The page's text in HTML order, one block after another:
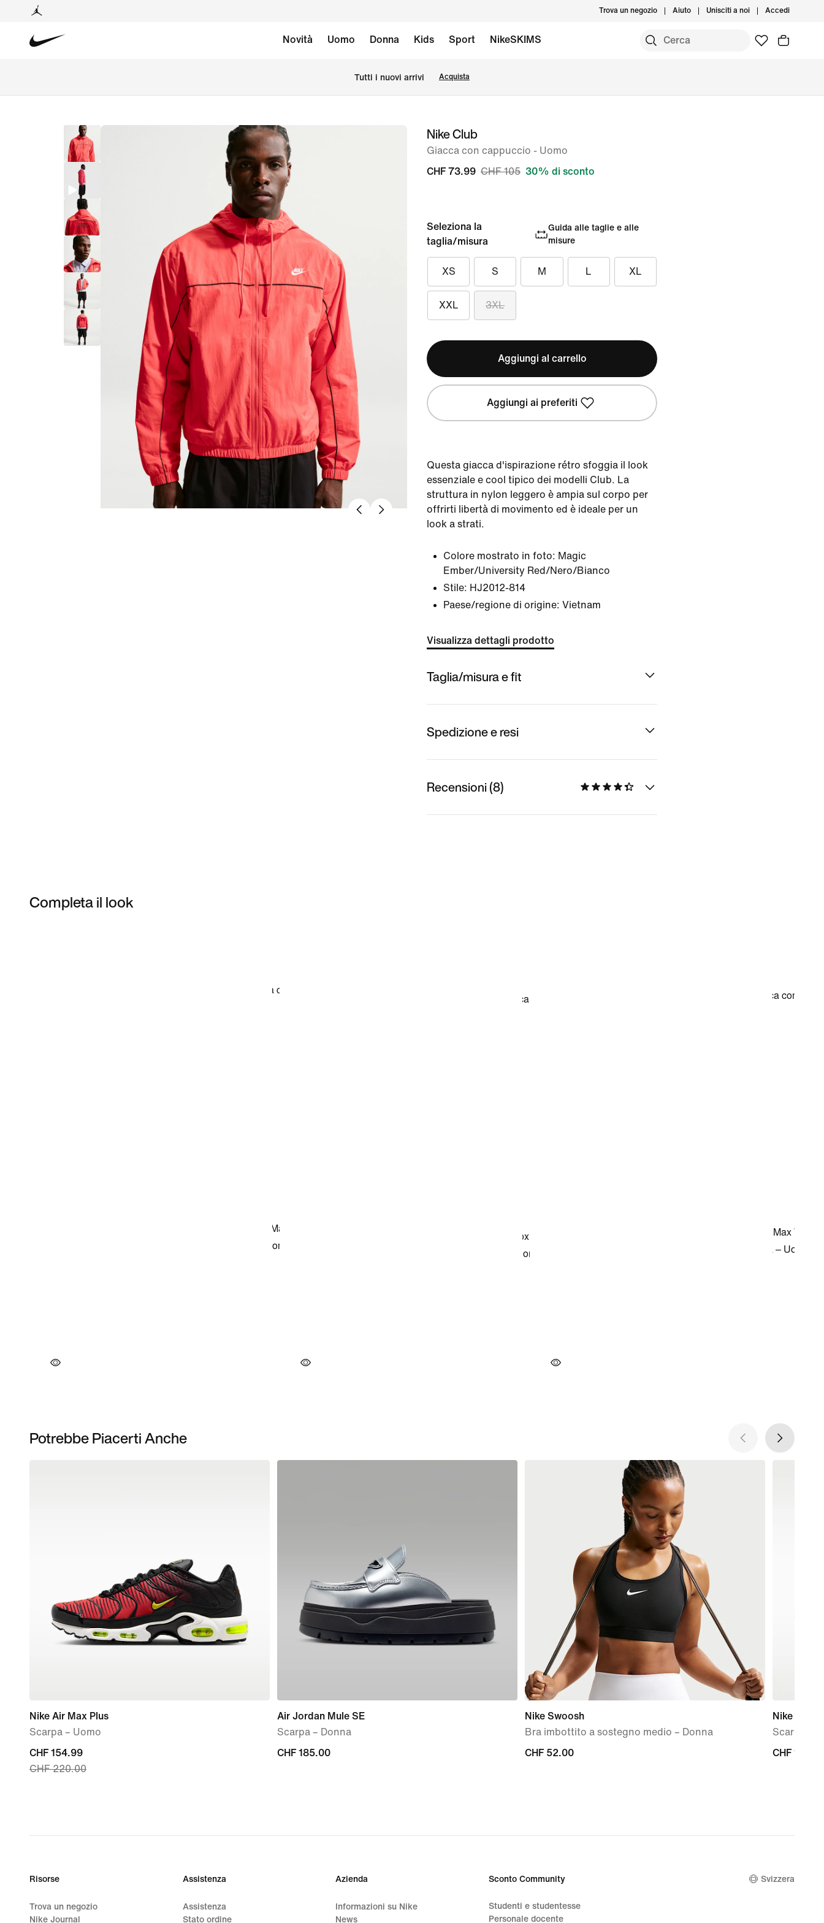
Trova un negozio Aiuto Unisciti a noi Accedi
Novità Uomo Donna Kids Sport NikeSKIMS
Tutti i nuovi arrivi Acquista
immagine
Nike Club
Giacca con cappuccio - Uomo
CHF 73.99 CHF 105 30% di sconto
Seleziona la
taglia/misura
Guida alle taglie e alle
misure
XS S M L XL
XXL 3XL
Aggiungi al carrello
Aggiungi ai preferiti
Questa giacca d'ispirazione rétro sfoggia il look
essenziale e cool tipico dei modelli Club. La
struttura in nylon leggero è ampia sul corpo per
offrirti libertà di movimento ed è ideale per un
look a strati.
Colore mostrato in foto: Magic
Ember/University Red/Nero/Bianco
Stile: HJ2012-814
Paese/regione di origine: Vietnam
Visualizza dettagli prodotto
Taglia/misura e fit
Spedizione e resi
Recensioni (8)
Completa il look
Potrebbe Piacerti Anche
Nike Air Max Plus
Scarpa – Uomo
current
price
price
CHF 154.99
CHF 220.00
Air Jordan Mule SE
Scarpa – Donna
CHF
CHF 185.00
Nike Swoosh
Bra imbottito a sostegno medio – Donna
CHF
CHF 52.00
Nike Air
Scarpa
CHF
CHF
Risorse
Trova un negozio
Nike Journal
Assistenza
Assistenza
Stato ordine
Azienda
Informazioni su Nike
News
Sconto Community
Studenti e studentesse
Personale docente
Svizzera